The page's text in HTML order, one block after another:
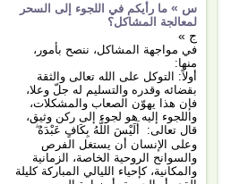
س » ما رأيكم في اللجوء إلى السحر
لمعالجة المشاكل؟
ج »
في مواجهة المشاكل، ننصح بأمور،
منها:
أولاً: التوكل على الله تعالى والثقة
بقضائه وقدره والتسليم له جلّ وعلا،
فإن هذا يهوّن الصعاب والمشكلات،
واللجوء إليه هو لجوء إلى ركن وثيق،
قال تعالى: أَلَيْسَ اللَّهُ بِكَافٍ عَبْدَهُ ۖ
وعلى الإنسان أن يستغل الفرص
والسوانح الروحية الخاصة، الزمانية
والمكانية، كإحياء الليالي المباركة كليلة